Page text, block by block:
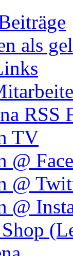
als
RSS
TV
@
@
@